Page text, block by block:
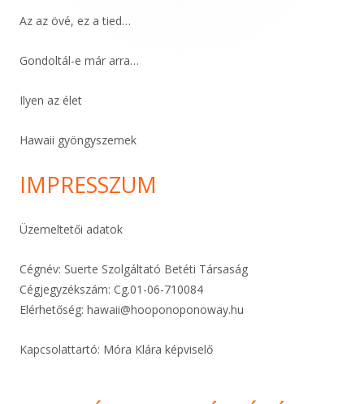
Az az övé, ez a tied…
Gondoltál-e már arra…
Ilyen az élet
Hawaii gyöngyszemek
IMPRESSZUM
Üzemeltetői adatok
Cégnév: Suerte Szolgáltató Betéti Társaság
Cégjegyzékszám: Cg.01-06-710084
Elérhetőség: hawaii@hooponoponoway.hu
Kapcsolattartó: Móra Klára képviselő